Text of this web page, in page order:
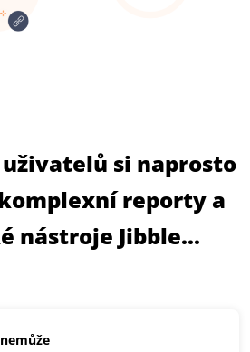
si naprosto
reporty a
nástroje Jibble...